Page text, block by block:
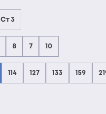
Ст 3
8 7 10
114 127 133 159